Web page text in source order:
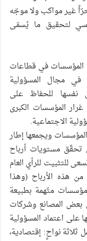
غير مواكب ولا موجّه
لتحقيق ما يُسمّى
المؤسسات في قطاعات
في مجال المسؤولية
نفسها للحفاظ على
المؤسسات الكبرى
الاجتماعية.
ويجمعها إطار
تحقّق مستويات أرباح
للرأي العام
هذه الأرباح (وهذا
متّهمة بطبيعة
بعض المصانع وشركات
على اعتماد المسؤولية
ثلاثة نواحٍ: إقتصادية،